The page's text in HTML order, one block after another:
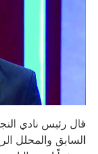
قال رئيس نادي
السابق والمحلل